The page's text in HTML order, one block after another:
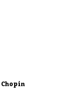
Chopin